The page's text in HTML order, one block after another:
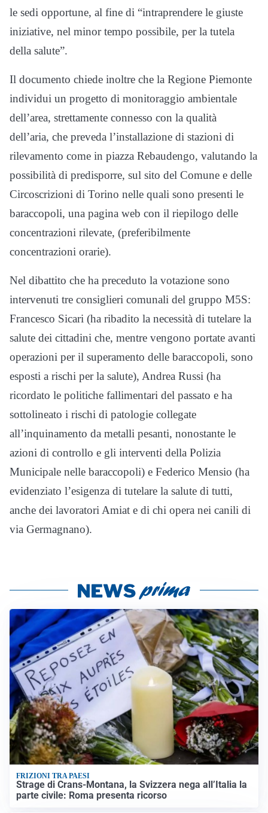
le sedi opportune, al fine di “intraprendere le giuste
iniziative, nel minor tempo possibile, per la tutela
della salute”.
Il documento chiede inoltre che la Regione Piemonte
individui un progetto di monitoraggio ambientale
dell’area, strettamente connesso con la qualità
dell’aria, che preveda l’installazione di stazioni di
rilevamento come in piazza Rebaudengo, valutando la
possibilità di predisporre, sul sito del Comune e delle
Circoscrizioni di Torino nelle quali sono presenti le
baraccopoli, una pagina web con il riepilogo delle
concentrazioni rilevate, (preferibilmente
concentrazioni orarie).
Nel dibattito che ha preceduto la votazione sono
intervenuti tre consiglieri comunali del gruppo M5S:
Francesco Sicari (ha ribadito la necessità di tutelare la
salute dei cittadini che, mentre vengono portate avanti
operazioni per il superamento delle baraccopoli, sono
esposti a rischi per la salute), Andrea Russi (ha
ricordato le politiche fallimentari del passato e ha
sottolineato i rischi di patologie collegate
all’inquinamento da metalli pesanti, nonostante le
azioni di controllo e gli interventi della Polizia
Municipale nelle baraccopoli) e Federico Mensio (ha
evidenziato l’esigenza di tutelare la salute di tutti,
anche dei lavoratori Amiat e di chi opera nei canili di
via Germagnano).
FRIZIONI TRA PAESI
Strage di Crans-Montana, la Svizzera nega all’Italia la
parte civile: Roma presenta ricorso